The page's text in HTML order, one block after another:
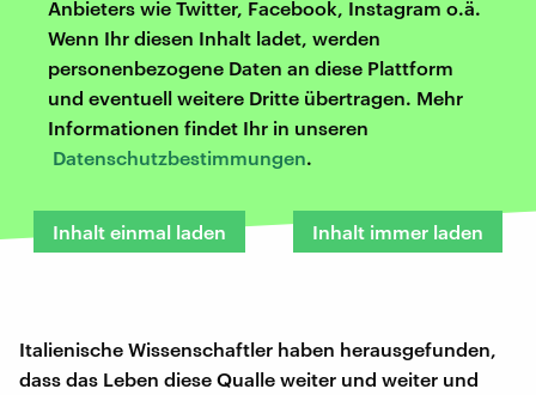
Anbieters wie Twitter, Facebook, Instagram o.ä.
Wenn Ihr diesen Inhalt ladet, werden
personenbezogene Daten an diese Plattform
und eventuell weitere Dritte übertragen. Mehr
Informationen findet Ihr in unseren
Datenschutzbestimmungen.
Inhalt einmal laden Inhalt immer laden
Italienische Wissenschaftler haben herausgefunden,
dass das Leben diese Qualle weiter und weiter und